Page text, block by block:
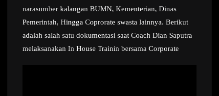
narasumber kalangan BUMN, Kementerian, Dinas
Pemerintah, Hingga Coprorate swasta lainnya. Berikut
adalah salah satu dokumentasi saat Coach Dian Saputra
melaksanakan In House Trainin bersama Corporate